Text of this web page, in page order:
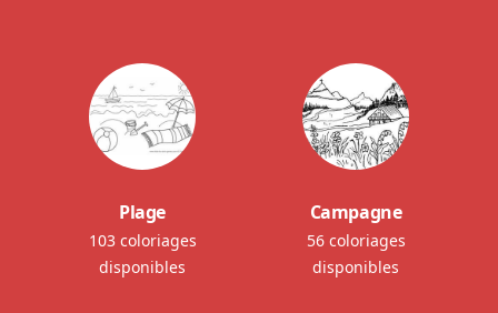
Plage
103 coloriages
disponibles
Campagne
56 coloriages
disponibles